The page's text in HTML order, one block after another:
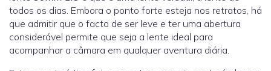
todos os dias. Embora o ponto forte esteja nos retratos, há
que admitir que o facto de ser leve e ter uma abertura
considerável permite que seja a lente ideal para
acompanhar a câmara em qualquer aventura diária.